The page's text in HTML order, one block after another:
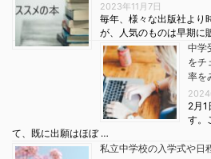
2023年11月7日
毎年、様々な出版社より
が、人気のものは早期に
中学
をチ
率を
2024
2月1
す。
て、既に出願はほぼ …
私立中学校の入学式や日